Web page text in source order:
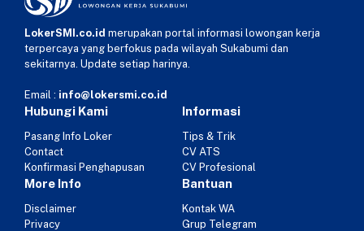
LokerSMI.co.id merupakan portal informasi lowongan kerja
terpercaya yang berfokus pada wilayah Sukabumi dan
sekitarnya. Update setiap harinya.
Email : info@lokersmi.co.id
Hubungi Kami
Pasang Info Loker
Contact
Konfirmasi Penghapusan
Informasi
Tips & Trik
CV ATS
CV Profesional
More Info
Disclaimer
Privacy
Bantuan
Kontak WA
Grup Telegram